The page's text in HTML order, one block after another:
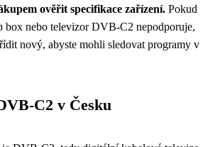
ověřit specifikace zařízení. Pokud
box nebo televizor DVB-C2 nepodporuje,
nový, abyste mohli sledovat programy v
C2 v Česku